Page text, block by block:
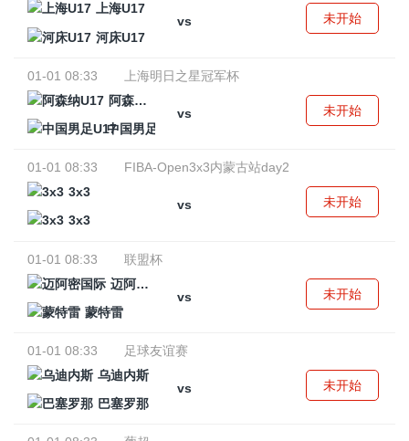
上海U17
vs
河床U17
未开始
01-01 08:33
上海明日之星冠军杯
阿森纳U17
vs
中国男足U17
未开始
01-01 08:33
FIBA-Open3x3内蒙古站day2
3x3
vs
3x3
未开始
01-01 08:33
联盟杯
迈阿密国际
vs
蒙特雷
未开始
01-01 08:33
足球友谊赛
乌迪内斯
vs
巴塞罗那
未开始